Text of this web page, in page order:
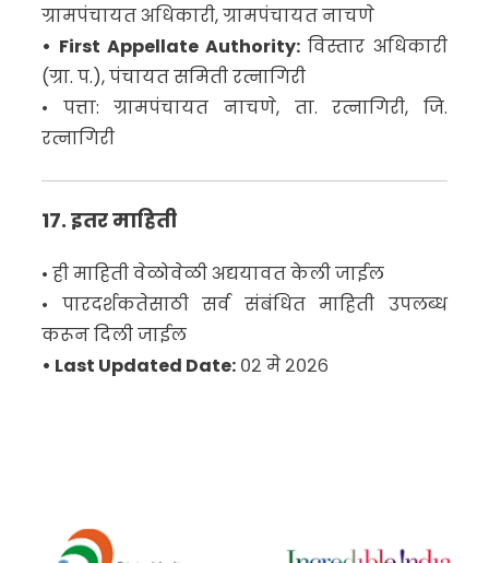
ग्रामपंचायत अधिकारी, ग्रामपंचायत नाचणे
• First Appellate Authority: विस्तार अधिकारी
(ग्रा. प.), पंचायत समिती रत्नागिरी
• पत्ता: ग्रामपंचायत नाचणे, ता. रत्नागिरी, जि.
रत्नागिरी
17. इतर माहिती
• ही माहिती वेळोवेळी अद्ययावत केली जाईल
• पारदर्शकतेसाठी सर्व संबंधित माहिती उपलब्ध
करून दिली जाईल
• Last Updated Date: ०२ मे २०२६